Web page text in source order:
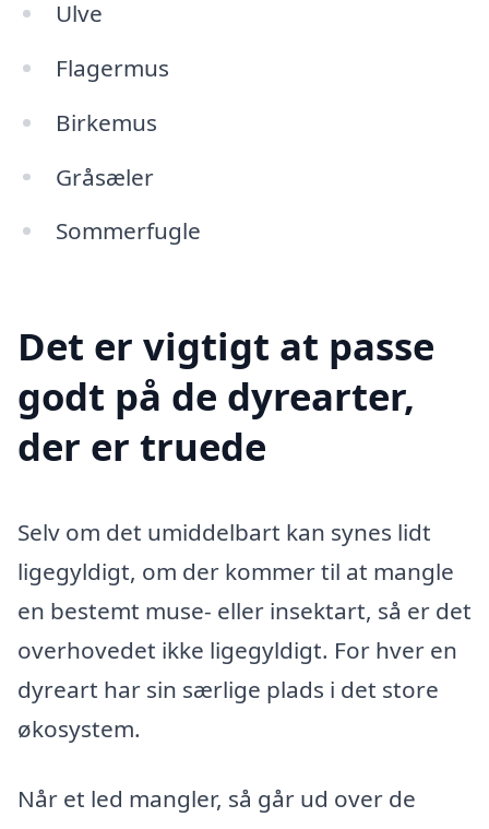
Ulve
Flagermus
Birkemus
Gråsæler
Sommerfugle
Det er vigtigt at passe
godt på de dyrearter,
der er truede
Selv om det umiddelbart kan synes lidt
ligegyldigt, om der kommer til at mangle
en bestemt muse- eller insektart, så er det
overhovedet ikke ligegyldigt. For hver en
dyreart har sin særlige plads i det store
økosystem.
Når et led mangler, så går ud over de